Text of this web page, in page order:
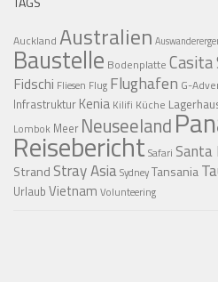
Auckland Australien
Baustelle Bodenplatte Casita
Fidschi Fliesen Flug Flughafen G-
Infrastruktur Kenia Kilifi Küche
Lombok Meer Neuseeland
Reisebericht Safari Santa
Strand Stray AsiaSydneyTansania
Urlaub Vietnam Volunteering